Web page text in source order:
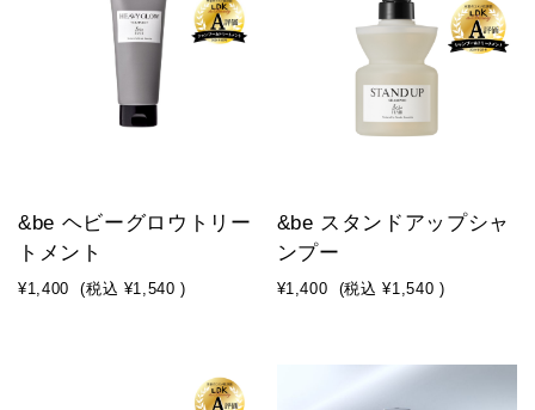
&be ヘビーグロウトリー
トメント
¥1,400 (税込 ¥1,540 )
&be スタンドアップシャ
ンプー
¥1,400 (税込 ¥1,540 )